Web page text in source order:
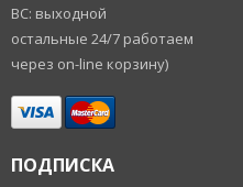
ВС: выходной
остальные 24/7 работаем
через on-line корзину)
ПОДПИСКА